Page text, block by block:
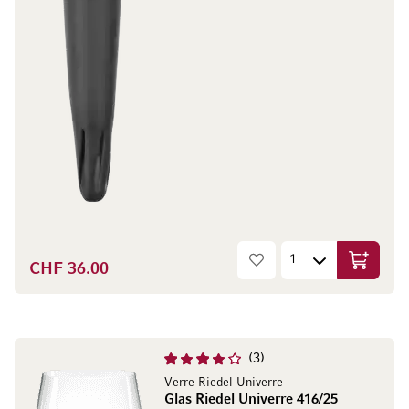
CHF 36.00 In den
3
Verre Riedel Univerre
Glas Riedel Univerre 416/25